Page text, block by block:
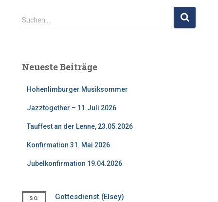
S
u
n
Suchen …
Neueste Beiträge
Hohenlimburger Musiksommer
Jazztogether – 11.Juli 2026
Tauffest an der Lenne, 23.05.2026
Konfirmation 31. Mai 2026
Jubelkonfirmation 19.04.2026
SO.
Gottesdienst (Elsey)